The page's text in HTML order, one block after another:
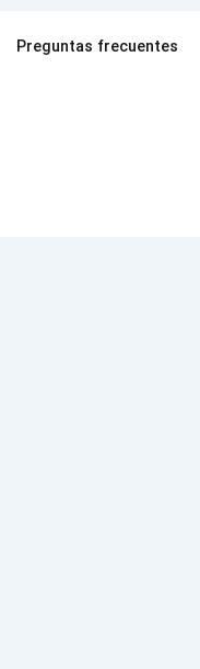
Preguntas frecuentes